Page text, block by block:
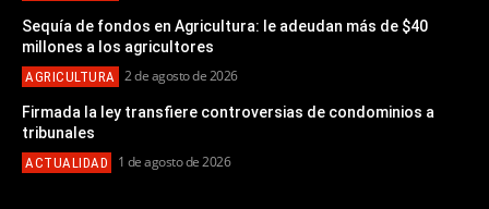
Sequía de fondos en Agricultura: le adeudan más de $40
millones a los agricultores
AGRICULTURA 2 de agosto de 2026
Firmada la ley transfiere controversias de condominios a
tribunales
ACTUALIDAD 1 de agosto de 2026